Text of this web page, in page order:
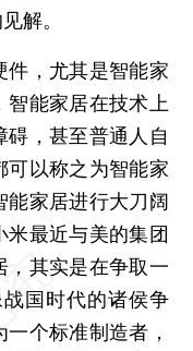
解。
，尤其是智能家
智能家居在技术上
，甚至普通人自
可以称之为智能家
能家居进行大刀阔
最近与美的集团
，其实是在争取一
国时代的诸侯争
个标准制造者，